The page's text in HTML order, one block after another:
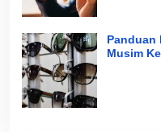
Panduan
Musim